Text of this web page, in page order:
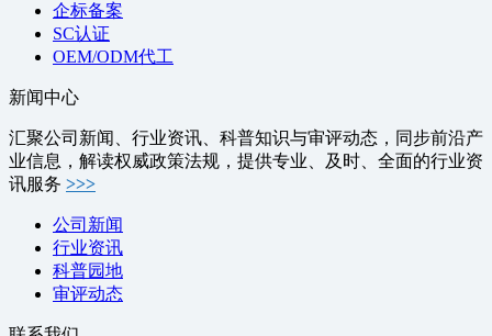
企标备案
SC认证
OEM/ODM代工
新闻中心
汇聚公司新闻、行业资讯、科普知识与审评动态，同步前沿产
业信息，解读权威政策法规，提供专业、及时、全面的行业资
讯服务 >>>
公司新闻
行业资讯
科普园地
审评动态